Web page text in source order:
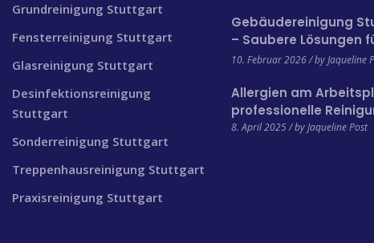
Grundreinigung Stuttgart
Fensterreinigung Stuttgart
Glasreinigung Stuttgart
Desinfektionsreinigung
Stuttgart
Sonderreinigung Stuttgart
Treppenhausreinigung Stuttgart
Praxisreinigung Stuttgart
Gebäudereinigung
– Saubere Lösungen
und Gewerbe
10. Februar 2026 / by Jaqueline
Allergien am
professionelle
8. April 2025 / by Jaqueline Post